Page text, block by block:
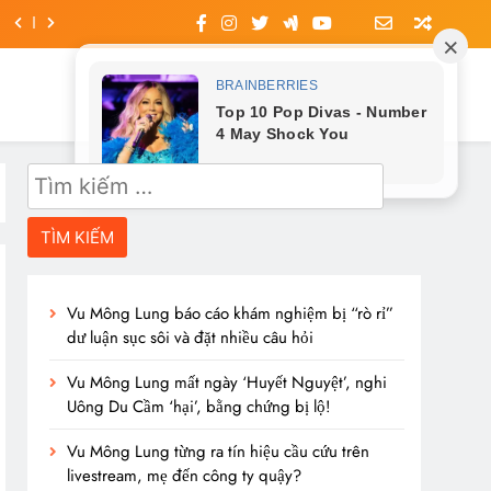
Tìm
kiếm
cho:
Vu Mông Lung báo cáo khám nghiệm bị “rò rỉ”
dư luận sục sôi và đặt nhiều câu hỏi
Vu Mông Lung mất ngày ‘Huyết Nguyệt’, nghi
Uông Du Cầm ‘hại’, bằng chứng bị lộ!
Vu Mông Lung từng ra tín hiệu cầu cứu trên
livestream, mẹ đến công ty quậy?